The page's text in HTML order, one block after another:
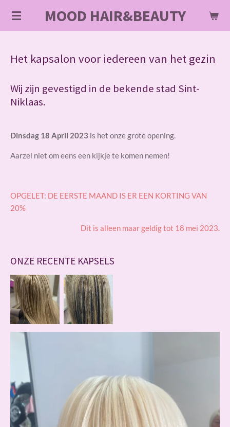
Ga
direct
hoofdinhoud
MOOD HAIR&BEAUTY
Het kapsalon voor iedereen van het gezin
Wij zijn gevestigd in de bekende stad Sint-
Niklaas.
Dinsdag 18 April 2023 is het onze grote opening.
Aarzel niet om eens een kijkje te komen nemen!
OPGELET: DE EERSTE MAAND IS ER EEN KORTING VAN
20%
Dit is alleen maar geldig tot 18 mei 2023.
ONZE RECENTE KAPSELS